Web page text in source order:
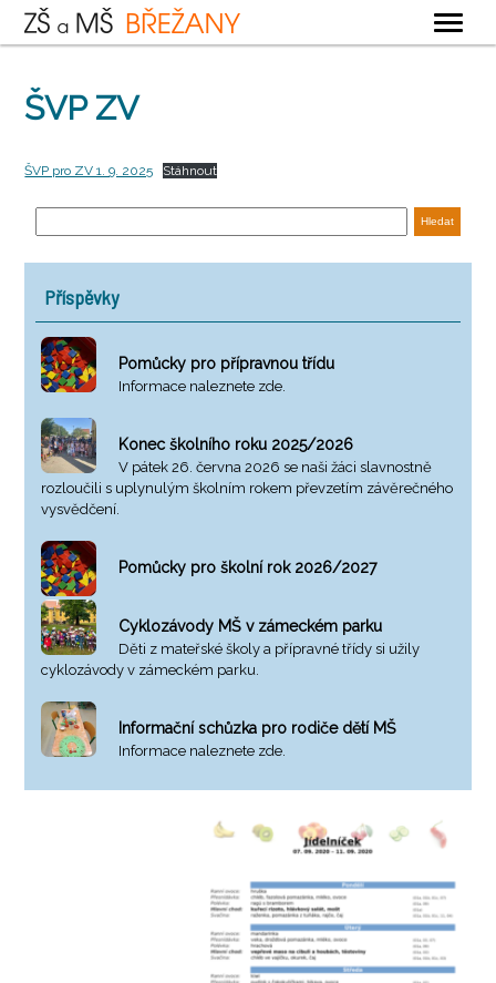
ŠVP ZV
ŠVP pro ZV 1. 9. 2025 Stáhnout
Příspěvky
Pomůcky pro přípravnou třídu
Informace naleznete zde.
Konec školního roku 2025/2026
V pátek 26. června 2026 se naši žáci slavnostně
rozloučili s uplynulým školním rokem převzetím závěrečného
vysvědčení.
Pomůcky pro školní rok 2026/2027
Cyklozávody MŠ v zámeckém parku
Děti z mateřské školy a přípravné třídy si užily
cyklozávody v zámeckém parku.
Informační schůzka pro rodiče dětí MŠ
Informace naleznete zde.